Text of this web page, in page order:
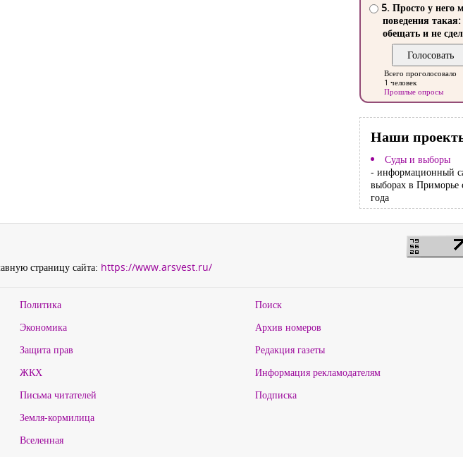
5. Просто у него
поведения такая:
обещать и не
Всего проголосовало
1 человек
Прошлые опросы
Наши
Суды и выборы
- информационный
выборах в Приморье
года
страницу сайта: https://www.arsvest.ru/
Политика
Экономика
Защита прав
ЖКХ
Письма читателей
Земля-кормилица
Вселенная
Поиск
Архив номеров
Редакция газеты
Информация рекламодателям
Подписка